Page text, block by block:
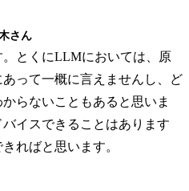
さん
とくにLLMにおいては、原
って一概に言えませんし、ど
らないこともあると思いま
イスできることはあります
ればと思います。